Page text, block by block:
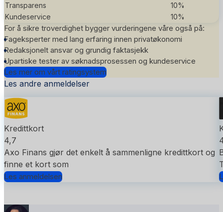
Transparens
10%
Kundeservice
10%
For å sikre troverdighet bygger vurderingene våre også på:
Fageksperter med lang erfaring innen privatøkonomi
Redaksjonelt ansvar og grundig faktasjekk
Upartiske tester av søknadsprosessen og kundeservice
Les mer om vårt ratingsystem
Les andre anmeldelser
Kredittkort
4,7
Axo Finans gjør det enkelt å sammenligne kredittkort og
finne et kort som
Les anmeldelsen